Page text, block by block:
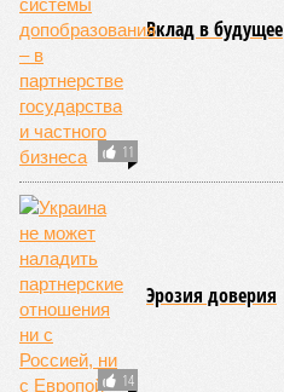
11
Вклад в будущее
14
Эрозия доверия